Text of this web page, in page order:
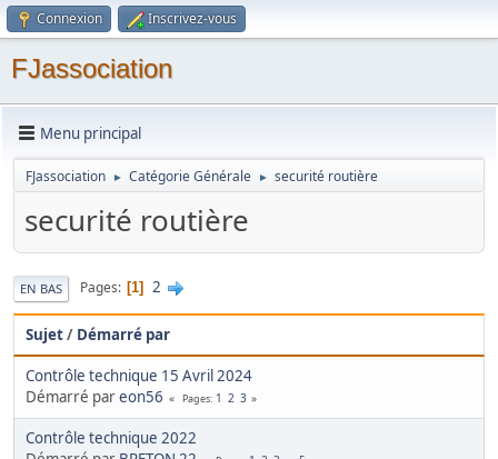
Connexion Inscrivez-vous
FJassociation
Menu principal
FJassociation ► Catégorie Générale ► securité routière
securité routière
EN BAS Pages 1 2
Sujet/ Démarré par
Contrôle technique 15 Avril 2024
Démarré pareon56 Pages 1 2 3
Contrôle technique 2022